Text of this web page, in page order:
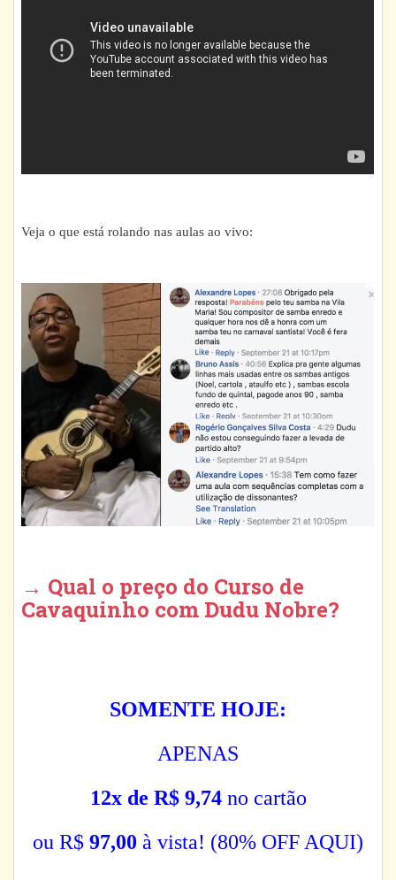
Veja o que está rolando nas aulas ao vivo:
→ Qual o preço do Curso de
Cavaquinho com Dudu Nobre?
SOMENTE HOJE:
APENAS
12x de R$ 9,74no cartão
ou R$ 97,00 à vista! (80% OFF AQUI)